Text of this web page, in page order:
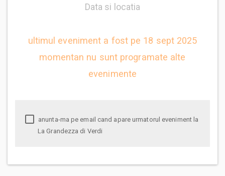
Data si locatia
ultimul eveniment a fost pe 18 sept 2025
momentan nu sunt programate alte
evenimente
La Grandezza di Verdi